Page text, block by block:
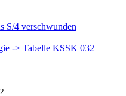
S/4 verschwunden
-> Tabelle KSSK 032